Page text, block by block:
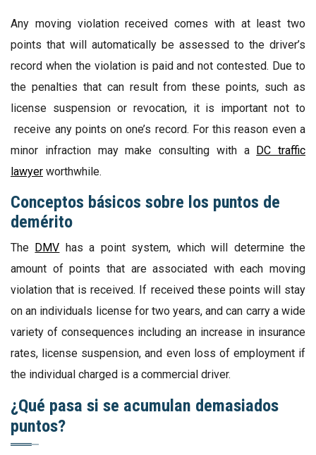
Any moving violation received comes with at least two
points that will automatically be assessed to the driver’s
record when the violation is paid and not contested. Due to
the penalties that can result from these points, such as
license suspension or revocation, it is important not to
receive any points on one’s record. For this reason even a
minor infraction may make consulting with a DC traffic
lawyer worthwhile.
Conceptos básicos sobre los puntos de
demérito
The DMV has a point system, which will determine the
amount of points that are associated with each moving
violation that is received. If received these points will stay
on an individuals license for two years, and can carry a wide
variety of consequences including an increase in insurance
rates, license suspension, and even loss of employment if
the individual charged is a commercial driver.
¿Qué pasa si se acumulan demasiados
puntos?